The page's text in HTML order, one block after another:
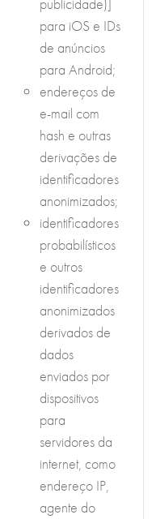
para iOS e IDs
de anúncios
para Android;
endereços de
e-mail com
hash e outras
derivações de
identificadores
anonimizados;
identificadores
probabilísticos
e outros
identificadores
anonimizados
derivados de
dados
enviados por
dispositivos
para
servidores da
internet, como
endereço IP,
agente do